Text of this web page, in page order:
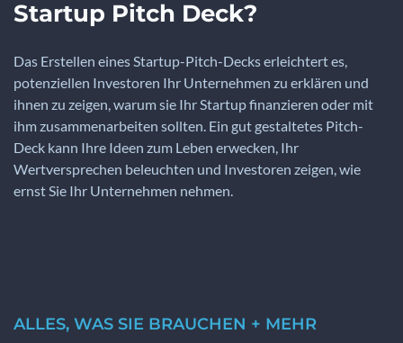
Startup Pitch Deck?
Das Erstellen eines Startup-Pitch-Decks erleichtert es,
potenziellen Investoren Ihr Unternehmen zu erklären und
ihnen zu zeigen, warum sie Ihr Startup finanzieren oder mit
ihm zusammenarbeiten sollten. Ein gut gestaltetes Pitch-
Deck kann Ihre Ideen zum Leben erwecken, Ihr
Wertversprechen beleuchten und Investoren zeigen, wie
ernst Sie Ihr Unternehmen nehmen.
ALLES, WAS SIE BRAUCHEN + MEHR